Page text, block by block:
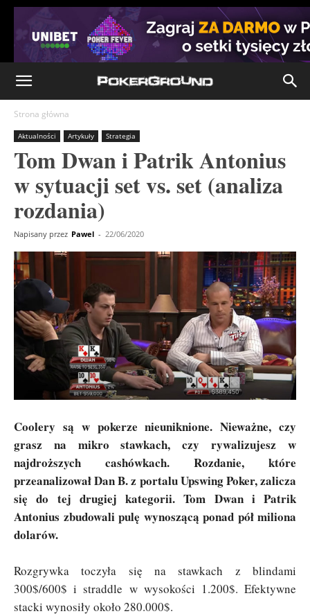
Strona główna
Aktualności Artykuły Strategia
Tom Dwan i Patrik Antonius
w sytuacji set vs. set (analiza
rozdania)
Napisany przez Pawel - 22/06/2020
Coolery są w pokerze nieuniknione. Nieważne, czy
grasz na mikro stawkach, czy rywalizujesz w
najdroższych cashówkach. Rozdanie, które
przeanalizował Dan B. z portalu Upswing Poker, zalicza
się do tej drugiej kategorii. Tom Dwan i Patrik
Antonius zbudowali pulę wynoszącą ponad pół miliona
dolarów.
Rozgrywka toczyła się na stawkach z blindami
300$/600$ i straddle w wysokości 1.200$. Efektywne
stacki wynosiły około 280.000$.